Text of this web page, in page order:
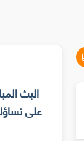
البث
على